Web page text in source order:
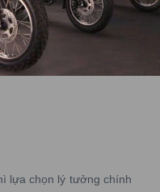
tại khu vực miền Nam,
mua xe Yamaha PG-1
lựa chọn lý tưởng chính